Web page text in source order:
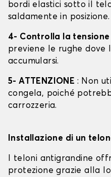
bordi elastici sotto il
saldamente in posizione.
4- Controlla la tensione
previene le rughe dove
accumularsi.
5- ATTENZIONE : Non
congela, poiché
carrozzeria.
Installazione di un
I teloni antigrandine
protezione grazie alla